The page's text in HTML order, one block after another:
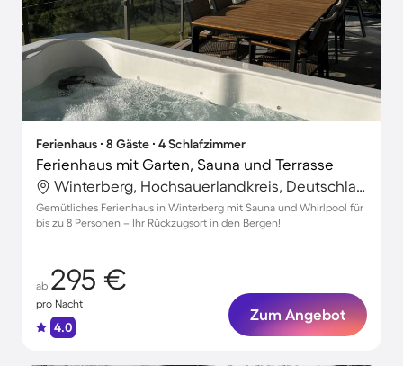
Ferienhaus ∙ 8 Gäste ∙ 4 Schlafzimmer
Ferienhaus mit Garten, Sauna und Terrasse
Winterberg, Hochsauerlandkreis, Deutschland
Gemütliches Ferienhaus in Winterberg mit Sauna und Whirlpool für
bis zu 8 Personen – Ihr Rückzugsort in den Bergen!
ab 295 €
pro Nacht
4.0
Zum Angebot